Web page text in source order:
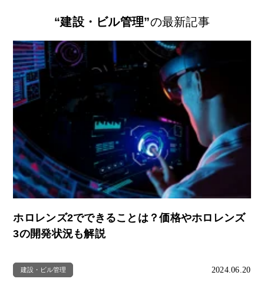
“建設・ビル管理”の最新記事
ホロレンズ2でできることは？価格やホロレンズ
3の開発状況も解説
建設・ビル管理 2024.06.20